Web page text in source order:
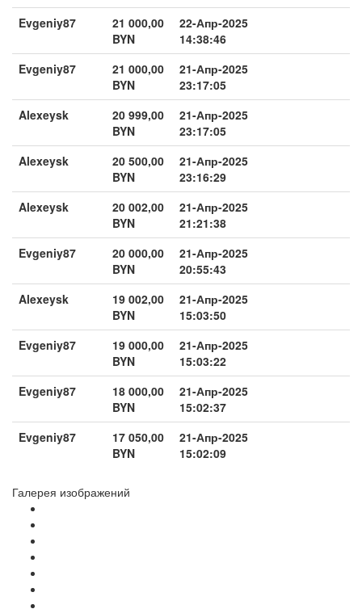
Evgeniy87
21 000,00
BYN
22-Апр-2025
14:38:46
Evgeniy87
21 000,00
BYN
21-Апр-2025
23:17:05
Alexeysk
20 999,00
BYN
21-Апр-2025
23:17:05
Alexeysk
20 500,00
BYN
21-Апр-2025
23:16:29
Alexeysk
20 002,00
BYN
21-Апр-2025
21:21:38
Evgeniy87
20 000,00
BYN
21-Апр-2025
20:55:43
Alexeysk
19 002,00
BYN
21-Апр-2025
15:03:50
Evgeniy87
19 000,00
BYN
21-Апр-2025
15:03:22
Evgeniy87
18 000,00
BYN
21-Апр-2025
15:02:37
Evgeniy87
17 050,00
BYN
21-Апр-2025
15:02:09
Галерея изображений